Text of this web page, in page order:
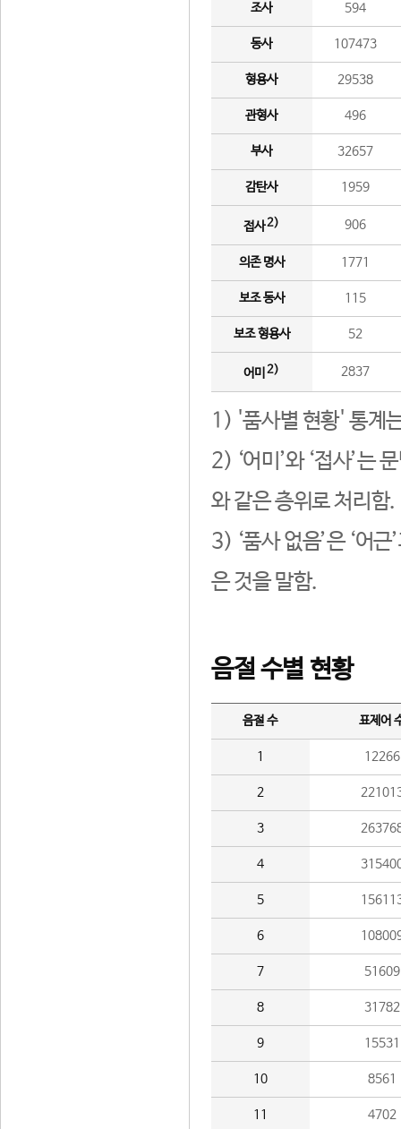
조사 594
동사 107473
형용사 29538
관형사 496
부사 32657
감탄사 1959
접사2) 906
의존 명사 1771
보조 동사 115
보조 형용사 52
어미 2) 2837
1) '품사별 현황' 통계
2) ‘어미’와 ‘접사’는
와 같은 층위로 처리함.
3) ‘품사 없음’은 ‘어
은 것을 말함.
음절 수별 현황
음절 수 표제어
1 12266
2
3
4
5
6
7 51609
8 31782
9 15531
10 8561
11 4702